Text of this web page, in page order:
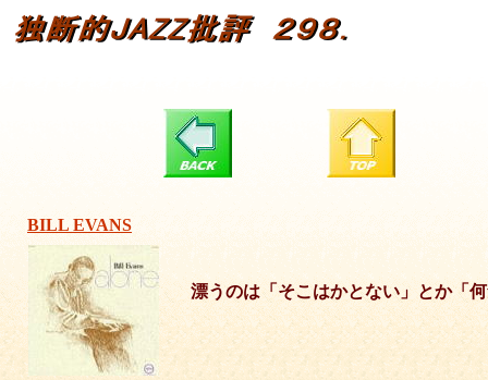
BILL EVANS
漂うのは「そこはかとない」とか「